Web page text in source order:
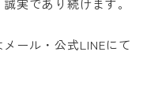
ール・公式LINEにて